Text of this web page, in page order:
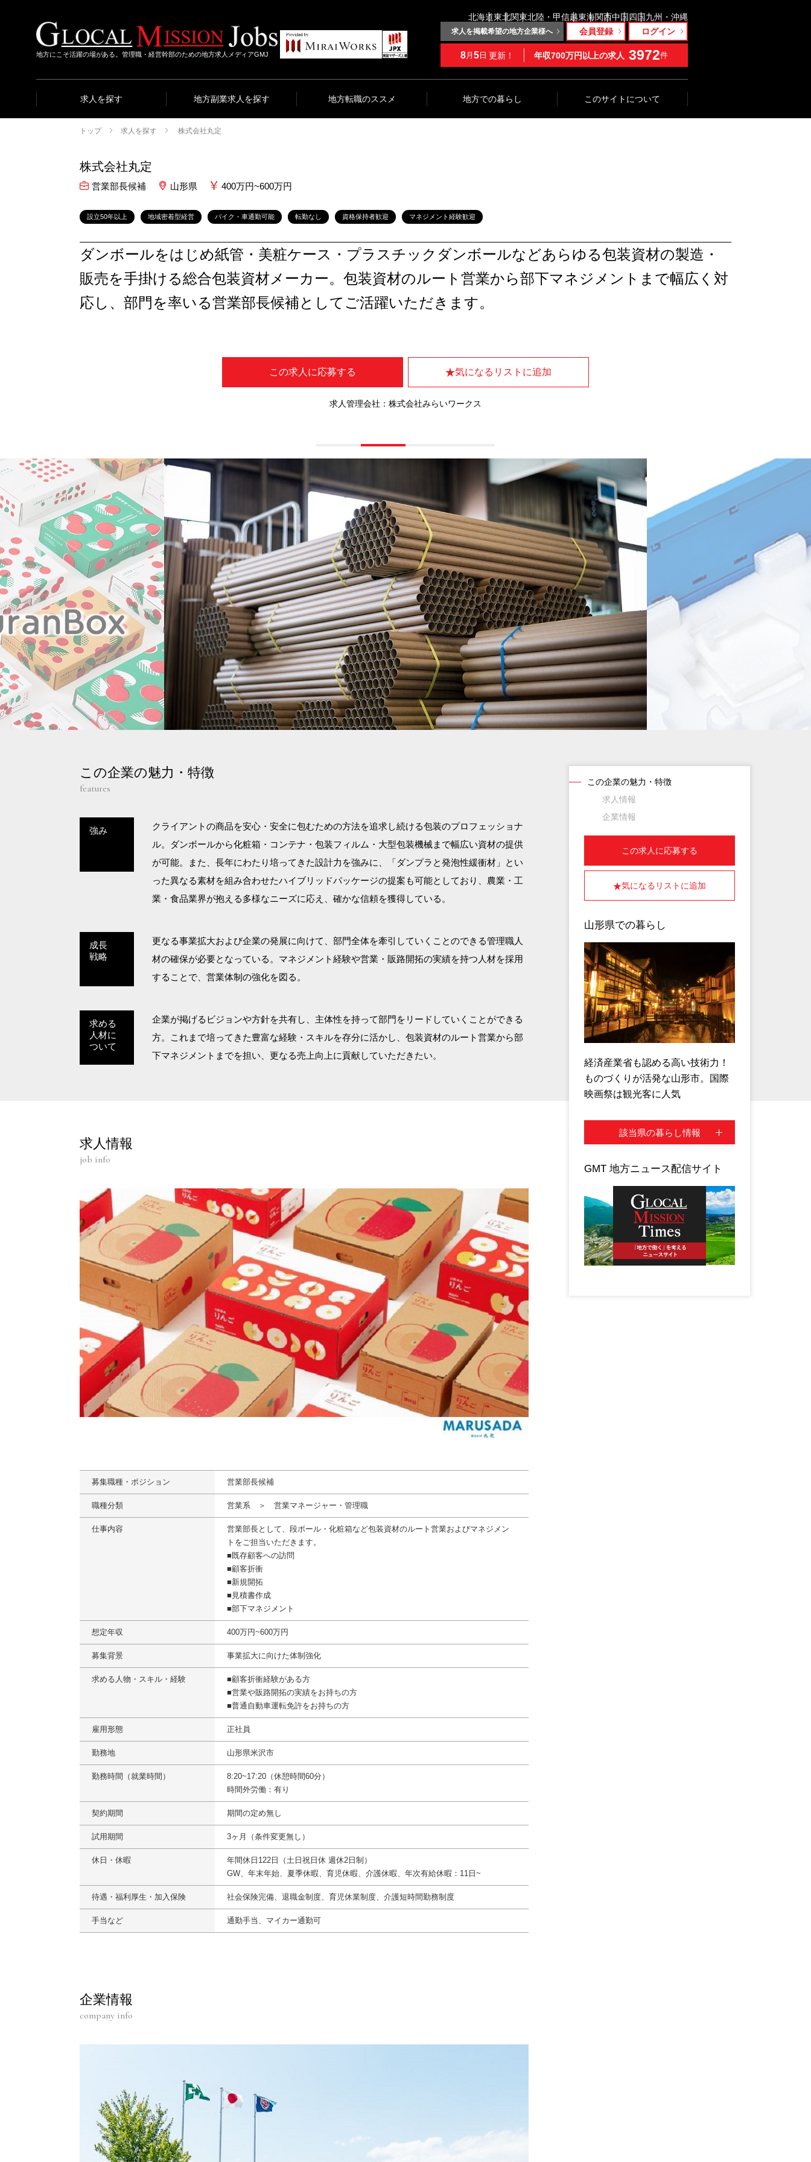
地方にこそ活躍の場がある。管理職・経営幹部のための地方求人メディアGMJ
北海道東北関東北陸・甲信越東海関西中国四国九州・沖縄
求人を掲載希望の地方企業様へ 会員登録 ログイン
8月 5日 更新！ 年収700万円以上の求人 3972件
求人を探す 地方副業求人を探す 地方転職のススメ 地方での暮らし このサイトについて
トップ 求人を探す 株式会社丸定
株式会社丸定
営業部長候補 山形県 400万円~600万円
設立50年以上 地域密着型経営 バイク・車通勤可能 転勤なし 資格保持者歓迎 マネジメント経験歓迎
ダンボールをはじめ紙管・美粧ケース・プラスチックダンボールなどあらゆる包装資材の製造・
販売を手掛ける総合包装資材メーカー。包装資材のルート営業から部下マネジメントまで幅広く対
応し、部門を率いる営業部長候補としてご活躍いただきます。
この求人に応募する 気になるリストに追加
求人管理会社：株式会社みらいワークス
この企業の魅力・特徴
features
強み
クライアントの商品を安心・安全に包むための方法を追求し続ける包装のプロフェッショナ
ル。ダンボールから化粧箱・コンテナ・包装フィルム・大型包装機械まで幅広い資材の提供
が可能。また、長年にわたり培ってきた設計力を強みに、「ダンプラと発泡性緩衝材」とい
った異なる素材を組み合わせたハイブリッドパッケージの提案も可能としており、農業・工
業・食品業界が抱える多様なニーズに応え、確かな信頼を獲得している。
成長
戦略
更なる事業拡大および企業の発展に向けて、部門全体を牽引していくことのできる管理職人
材の確保が必要となっている。マネジメント経験や営業・販路開拓の実績を持つ人材を採用
することで、営業体制の強化を図る。
求める
人材に
ついて
企業が掲げるビジョンや方針を共有し、主体性を持って部門をリードしていくことができる
方。これまで培ってきた豊富な経験・スキルを存分に活かし、包装資材のルート営業から部
下マネジメントまでを担い、更なる売上向上に貢献していただきたい。
求人情報
job info
募集職種・ポジション 営業部長候補
職種分類 営業系 ＞ 営業マネージャー・管理職
仕事内容
営業部長として、段ボール・化粧箱など包装資材のルート営業およびマネジメン
トをご担当いただきます。
■既存顧客への訪問
■顧客折衝
■新規開拓
■見積書作成
■部下マネジメント
想定年収 400万円~600万円
募集背景 事業拡大に向けた体制強化
求める人物・スキル・経験
■顧客折衝経験がある方
■営業や販路開拓の実績をお持ちの方
■普通自動車運転免許をお持ちの方
雇用形態 正社員
勤務地 山形県米沢市
勤務時間（就業時間）
8:20~17:20（休憩時間60分）
時間外労働：有り
契約期間 期間の定め無し
試用期間 3ヶ月（条件変更無し）
休日・休暇
年間休日122日（土日祝日休 週休2日制）
GW、年末年始、夏季休暇、育児休暇、介護休暇、年次有給休暇：11日~
待遇・福利厚生・加入保険 社会保険完備、退職金制度、育児休業制度、介護短時間勤務制度
手当など 通勤手当、マイカー通勤可
企業情報
company info
この企業の魅力・特徴
求人情報
企業情報
この求人に応募する
気になるリストに追加
山形県での暮らし
経済産業省も認める高い技術力！
ものづくりが活発な山形市。国際
映画祭は観光客に人気
該当県の暮らし情報
GMT 地方ニュース配信サイト